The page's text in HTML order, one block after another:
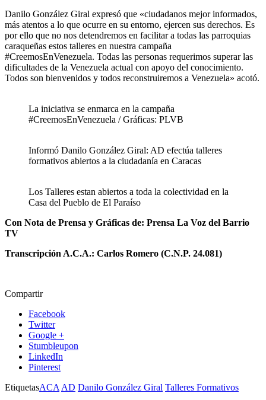
Danilo González Giral expresó que «ciudadanos mejor informados,
más atentos a lo que ocurre en su entorno, ejercen sus derechos. Es
por ello que no nos detendremos en facilitar a todas las parroquias
caraqueñas estos talleres en nuestra campaña
#CreemosEnVenezuela. Todas las personas requerimos superar las
dificultades de la Venezuela actual con apoyo del conocimiento.
Todos son bienvenidos y todos reconstruiremos a Venezuela» acotó.
La iniciativa se enmarca en la campaña
#CreemosEnVenezuela / Gráficas: PLVB
Informó Danilo González Giral: AD efectúa talleres
formativos abiertos a la ciudadanía en Caracas
Los Talleres estan abiertos a toda la colectividad en la
Casa del Pueblo de El Paraíso
Con Nota de Prensa y Gráficas de: Prensa La Voz del Barrio
TV
Transcripción A.C.A.: Carlos Romero (C.N.P. 24.081)
Compartir
Facebook
Twitter
Google +
Stumbleupon
LinkedIn
Pinterest
EtiquetasACA AD Danilo González Giral Talleres Formativos